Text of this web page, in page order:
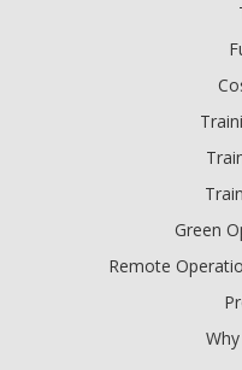
Green
Remote